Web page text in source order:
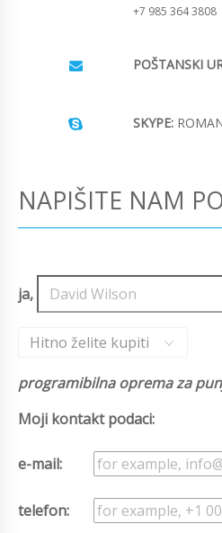
+7 985 364 3808
POŠTANSKI
SKYPE:
NAPIŠITE NAM
ja,
Hitno želite kupiti
programibilna oprema za
Moji kontakt podaci:
e-mail:
telefon: